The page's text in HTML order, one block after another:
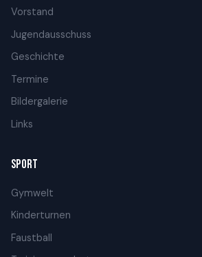
Vorstand
Jugendausschuss
Geschichte
Termine
Bildergalerie
Links
SPORT
Gymwelt
Kinderturnen
Faustball